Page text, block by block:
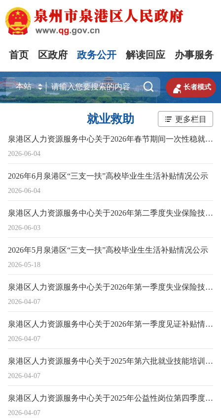
首页 区政府 政务公开 解读回应 办事服务
  长者模式
就业救助 更多栏目
2026-06-04
泉港区人力资源服务中心关于2026年春节期间一次性稳就业奖补拟补贴情况公示
2026-06-04
2026年6月泉港区“三支一扶”高校毕业生生活补贴情况公示
2026-06-03
泉港区人力资源服务中心关于2026年第二季度失业保险技能提升补贴人员情况的公示
2026-05-18
2026年5月泉港区“三支一扶”高校毕业生生活补贴情况公示
2026-04-07
泉港区人力资源服务中心关于2026年第一季度失业保险技能提升补贴人员情况的公示
2026-04-07
泉港区人力资源服务中心关于2026年第一季度见证补贴情况的公示
2026-04-07
泉港区人力资源服务中心关于2025年第六批就业技能培训补贴情况的公示
2026-04-07
泉港区人力资源服务中心关于2025年公益性岗位第四季度拟补助情况的公示